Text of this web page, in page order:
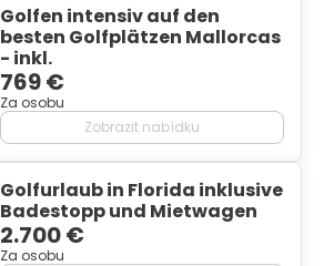
Golfen intensiv auf den
besten Golfplätzen Mallorcas
- inkl.
769 €
Za osobu
Zobrazit nabídku
Golfurlaub in Florida inklusive
Badestopp und Mietwagen
2.700 €
Za osobu